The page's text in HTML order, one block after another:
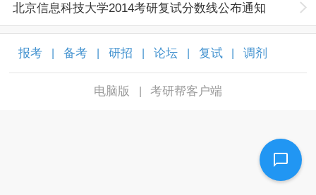
北京信息科技大学2014考研复试分数线公布通知
报考 备考 研招 论坛 复试 调剂
电脑版 考研帮客户端